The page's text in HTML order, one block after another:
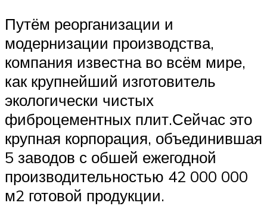
Путём реорганизации и
модернизации производства,
компания известна во всём мире,
как крупнейший изготовитель
экологически чистых
фиброцементных плит.Сейчас это
крупная корпорация, объединившая
5 заводов с обшей ежегодной
производительностью 42 000 000
м2 готовой продукции.